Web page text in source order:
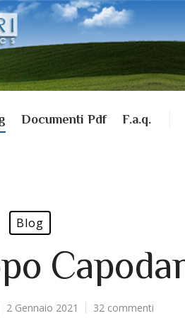
Documenti Pdf F.a.q.
Blog
2 Gennaio 2021 32 commenti